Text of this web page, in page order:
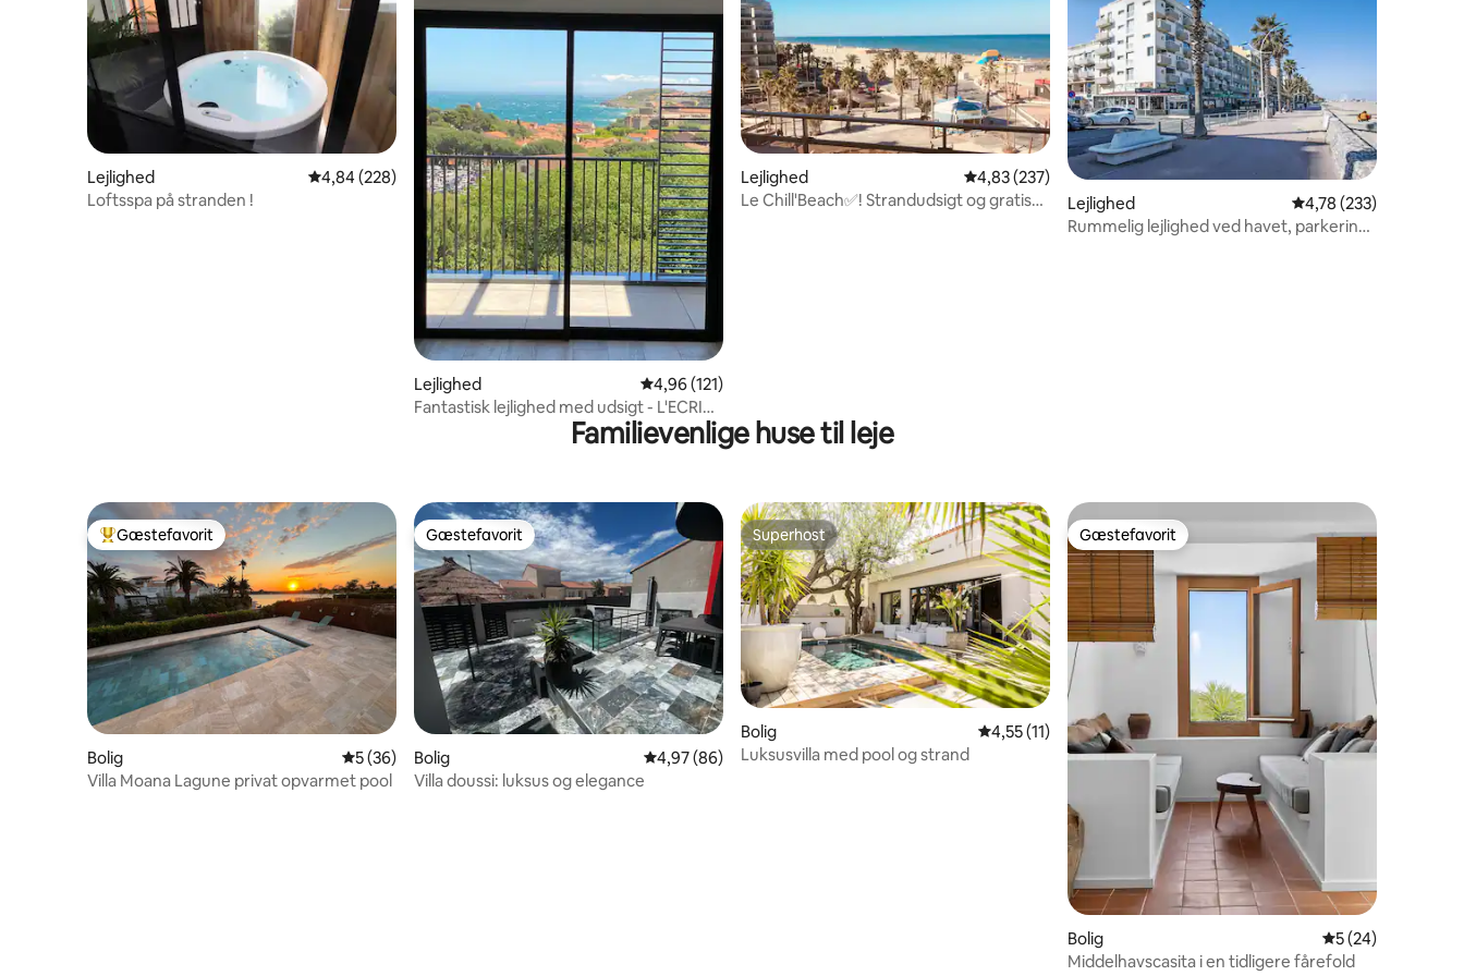
Lejlighed 4,84 ud af 5 i gennemsnitlig bedømmelse, 228 omtaler
4,84 (228)
Loftsspa på stranden !
Lejlighed 4,96 ud af 5 i gennemsnitlig bedømmelse, 121 omtaler
4,96 (121)
Fantastisk lejlighed med udsigt - L'ECRIN
Lejlighed 4,83 ud af 5 i gennemsnitlig bedømmelse, 237 omtaler
4,83 (237)
Le Chill'Beach✅! Strandudsigt og gratis
Lejlighed 4,78 ud af 5 i
4,78 (233)
Rummelig lejlighed ved havet, parkering,
Familievenlige huse til leje
Bedste gæstefavorit
Gæstefavorit
Bolig 5 ud af 5 i gennemsnitlig bedømmelse, 36 omtaler
5 (36)
Villa Moana Lagune privat opvarmet pool
Gæstefavorit
Gæstefavorit
Bolig 4,97 ud af 5 i gennemsnitlig bedømmelse, 86 omtaler
4,97 (86)
Villa doussi: luksus og elegance
Superhost
Superhost
Bolig 4,55 ud af 5 i gennemsnitlig bedømmelse, 11 omtaler
4,55 (11)
Luksusvilla med pool og strand
Gæstefavorit
Gæstefavorit
Bolig 5 ud af 5 i
5 (24)
Middelhavscasita i en tidligere fårefold